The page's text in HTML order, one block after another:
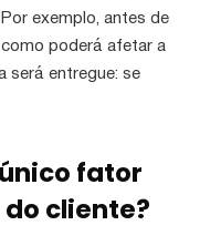
exemplo, antes de
poderá afetar a
será entregue: se
fator
cliente?